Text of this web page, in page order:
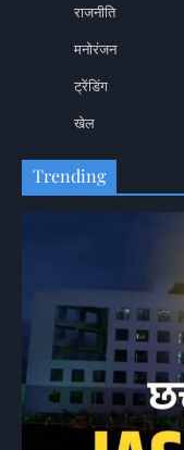
राजनीति
मनोरंजन
ट्रेंडिंग
खेल
Trending